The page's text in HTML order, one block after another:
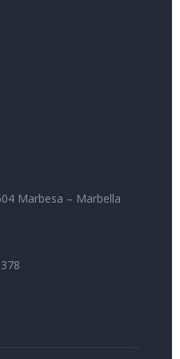
Marbesa – Marbella